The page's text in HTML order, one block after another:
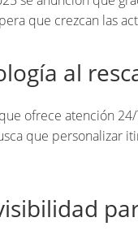
que crezcan las
al
ofrece atención
que personalizar